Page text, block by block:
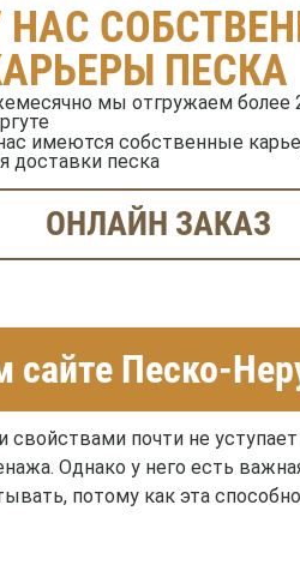
НАС
ПЕСКА
мы отгружаем более
имеются собственные
доставки песка
ОНЛАЙН ЗАКАЗ
Песко-
свойствами почти не
Однако у него есть
потому как эта